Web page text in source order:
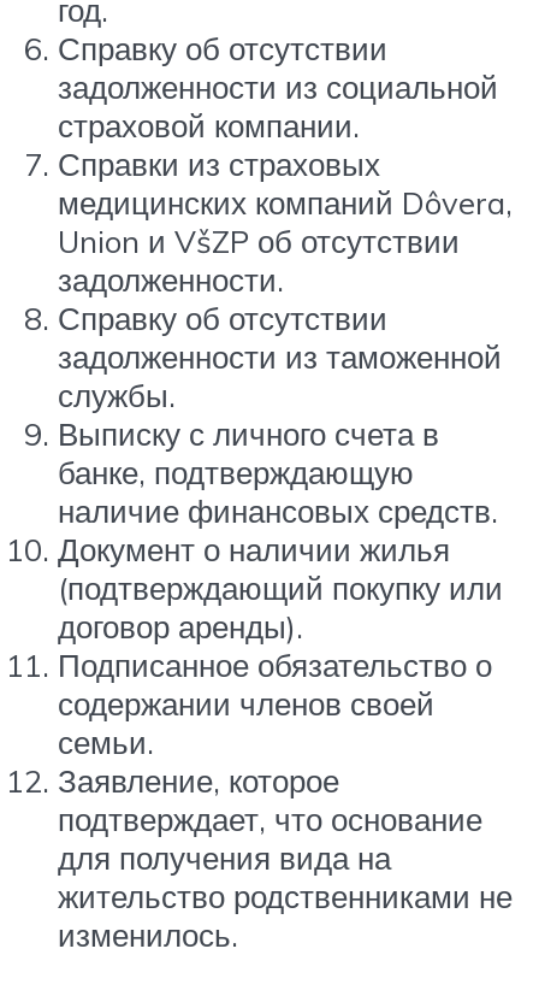
год.
Справку об отсутствии
задолженности из социальной
страховой компании.
Справки из страховых
медицинских компаний Dôvera,
Union и VšZP об отсутствии
задолженности.
Справку об отсутствии
задолженности из таможенной
службы.
Выписку с личного счета в
банке, подтверждающую
наличие финансовых средств.
Документ о наличии жилья
(подтверждающий покупку или
договор аренды).
Подписанное обязательство о
содержании членов своей
семьи.
Заявление, которое
подтверждает, что основание
для получения вида на
жительство родственниками не
изменилось.